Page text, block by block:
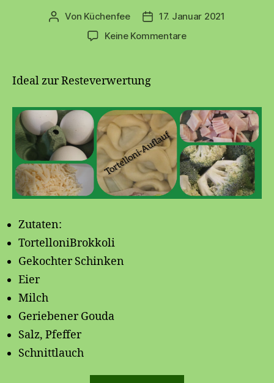
Beitragsautor
Von Küchenfee Beitragsdatum
17. Januar 2021
Keine Kommentarezu
Ideal zur Resteverwertung
Zutaten:
TortelloniBrokkoli
Gekochter Schinken
Eier
Milch
Geriebener Gouda
Salz, Pfeffer
Schnittlauch